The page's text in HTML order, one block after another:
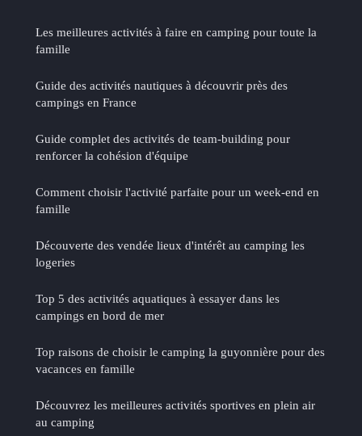
Les meilleures activités à faire en camping pour toute la
famille
Guide des activités nautiques à découvrir près des
campings en France
Guide complet des activités de team-building pour
renforcer la cohésion d'équipe
Comment choisir l'activité parfaite pour un week-end en
famille
Découverte des vendée lieux d'intérêt au camping les
logeries
Top 5 des activités aquatiques à essayer dans les
campings en bord de mer
Top raisons de choisir le camping la guyonnière pour des
vacances en famille
Découvrez les meilleures activités sportives en plein air
au camping